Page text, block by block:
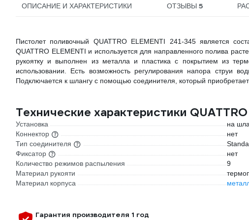
ОПИСАНИЕ И ХАРАКТЕРИСТИКИ ОТЗЫВЫ 5
Пистолет поливочный QUATTRO ELEMENTI 241-345 является
QUATTRO ELEMENTI и используется для направленного полива
рукоятку и выполнен из металла и пластика с покрытием из
использовании. Есть возможность регулирования напора струи
Подключается к шлангу с помощью соединителя, который
Технические характеристики
Установка
на
Коннектор
нет
Тип соединителя
Фиксатор
нет
Количество режимов распыления
9
Материал рукояти
Материал корпуса
Гарантия производителя 1 год